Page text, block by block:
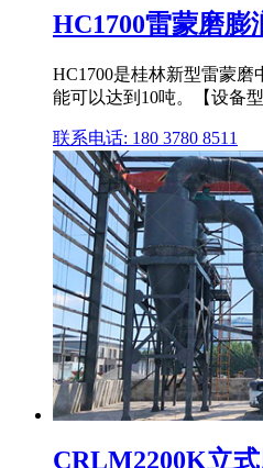
HC1700雷蒙磨膨
HC1700是桂林新型雷蒙
能可以达到10吨。【设备
联系电话: 180 3780 8511
CRLM2200K立